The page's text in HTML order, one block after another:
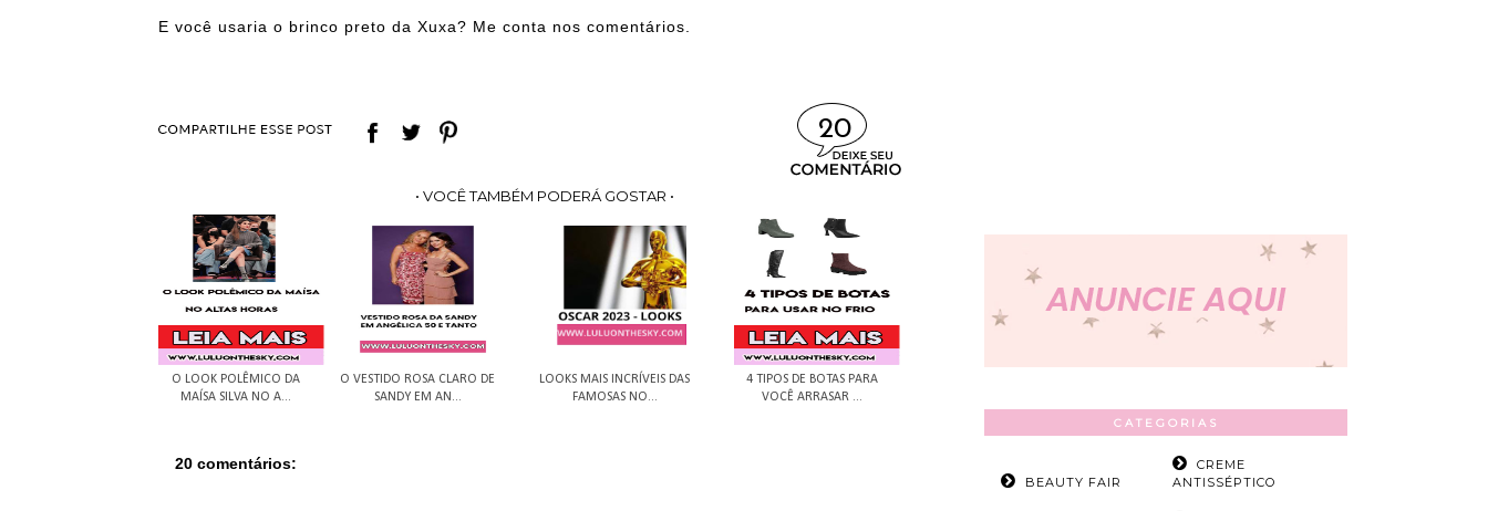
E você usaria o brinco preto da Xuxa? Me conta nos comentários.
20
• VOCÊ TAMBÉM PODERÁ GOSTAR •
O LOOK POLÊMICO DA
MAÍSA SILVA NO A...
O VESTIDO ROSA CLARO DE
SANDY EM AN...
LOOKS MAIS INCRÍVEIS DAS
FAMOSAS NO...
4 TIPOS DE BOTAS PARA
VOCÊ ARRASAR ...
20 comentários:
CATEGORIAS
BEAUTY FAIR
CREME
ANTISSÉPTICO